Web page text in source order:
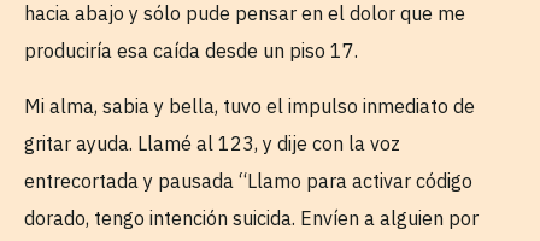
hacia abajo y sólo pude pensar en el dolor que me
produciría esa caída desde un piso 17.
Mi alma, sabia y bella, tuvo el impulso inmediato de
gritar ayuda. Llamé al 123, y dije con la voz
entrecortada y pausada “Llamo para activar código
dorado, tengo intención suicida. Envíen a alguien por